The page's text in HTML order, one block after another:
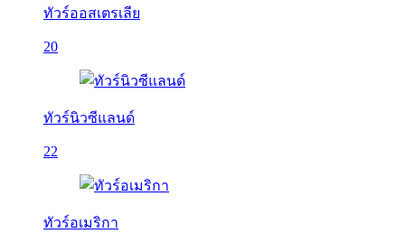
ทัวร์ออสเตรเลีย
20
ทัวร์นิวซีแลนด์
22
ทัวร์อเมริกา